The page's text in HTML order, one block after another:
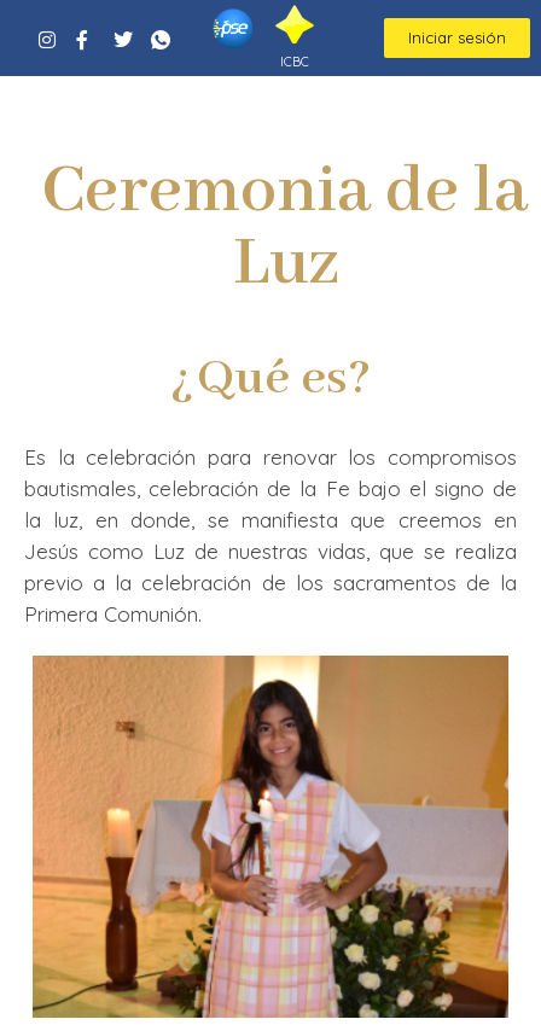
ICBC
Iniciar sesión
Ceremonia de la
Luz
¿Qué es?
Es la celebración para renovar los compromisos
bautismales, celebración de la Fe bajo el signo de
la luz, en donde, se manifiesta que creemos en
Jesús como Luz de nuestras vidas, que se realiza
previo a la celebración de los sacramentos de la
Primera Comunión.